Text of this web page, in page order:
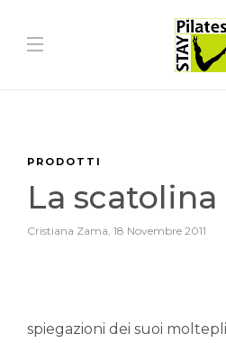
PRODOTTI
La
Cristiana Zama, 18 Novembre 2011
spiegazioni dei suoi